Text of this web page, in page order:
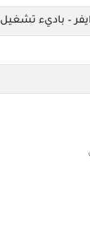
– باديء تشغيل